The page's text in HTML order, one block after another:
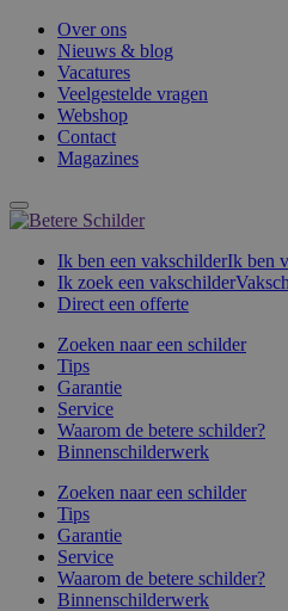
Over ons
Nieuws & blog
Vacatures
Veelgestelde vragen
Webshop
Contact
Magazines
Ik ben een vakschilderIk ben
Ik zoek een vakschilder
Direct een offerte
Zoeken naar een schilder
Tips
Garantie
Service
Waarom de betere schilder?
Binnenschilderwerk
Zoeken naar een schilder
Tips
Garantie
Service
Waarom de betere schilder?
Binnenschilderwerk